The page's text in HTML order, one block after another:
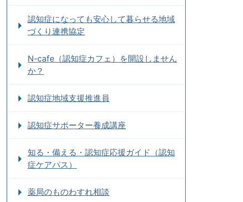
認知症になっても安心して暮らせる地域
づくり連携協定
N-cafe（認知症カフェ）を開設しません
か？
認知症地域支援推進員
認知症サポーター養成講座
知る・備える・認知症応援ガイド（認知
症ケアパス）
薬局のものわすれ相談